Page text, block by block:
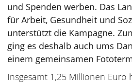
und Spenden werben. Das
für Arbeit, Gesundheit und
unterstützt die Kampagne.
ging es deshalb auch ums
einem gemeinsamen
Insgesamt 1,25 Millionen Euro